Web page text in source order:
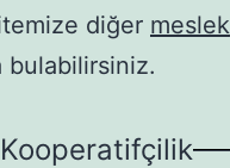
diğer meslek
bulabilirsiniz.
Kooperatifçilik